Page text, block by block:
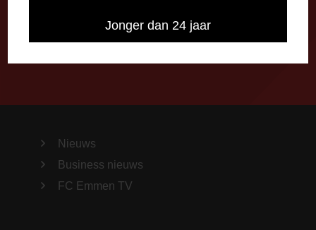
Jonger dan 24 jaar
Importeer alle wedstrijden in je agenda!
Nieuws
Business nieuws
FC Emmen TV